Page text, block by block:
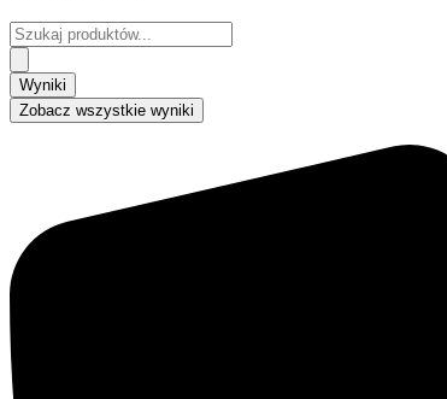
Search
...
Wyniki
Zobacz wszystkie wyniki